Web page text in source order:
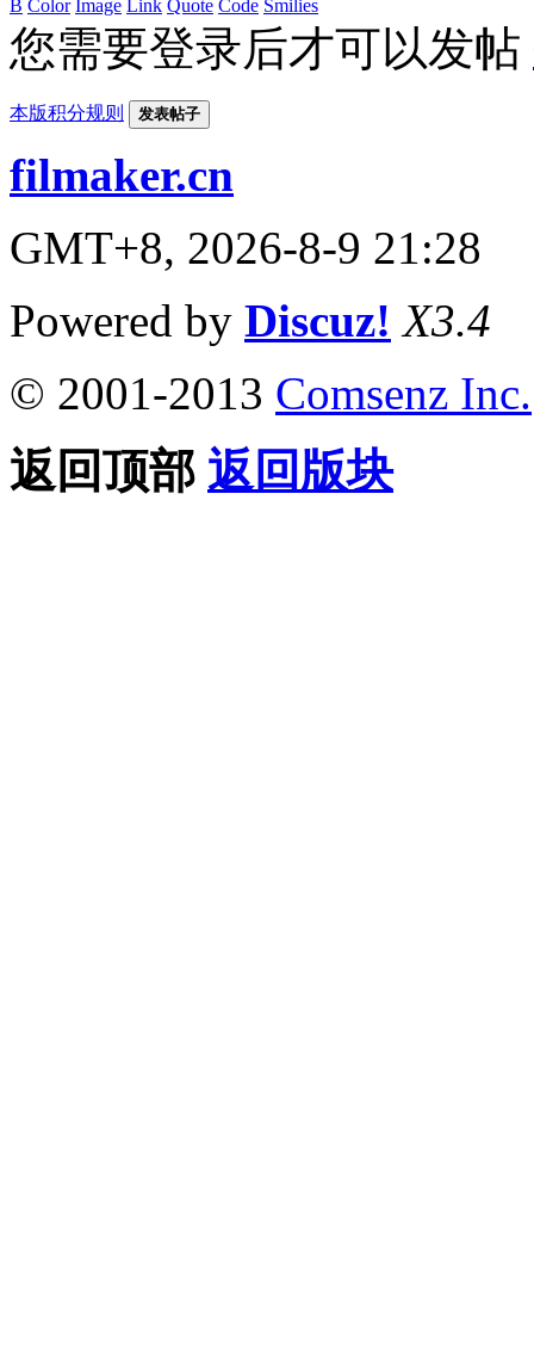
B Color Image Link Quote Code Smilies
您需要登录后才可以发帖
本版积分规则 发表帖子
filmaker.cn
GMT+8, 2026-8-9 21:28
Powered by Discuz! X3.4
© 2001-2013 Comsenz Inc.
返回顶部 返回版块